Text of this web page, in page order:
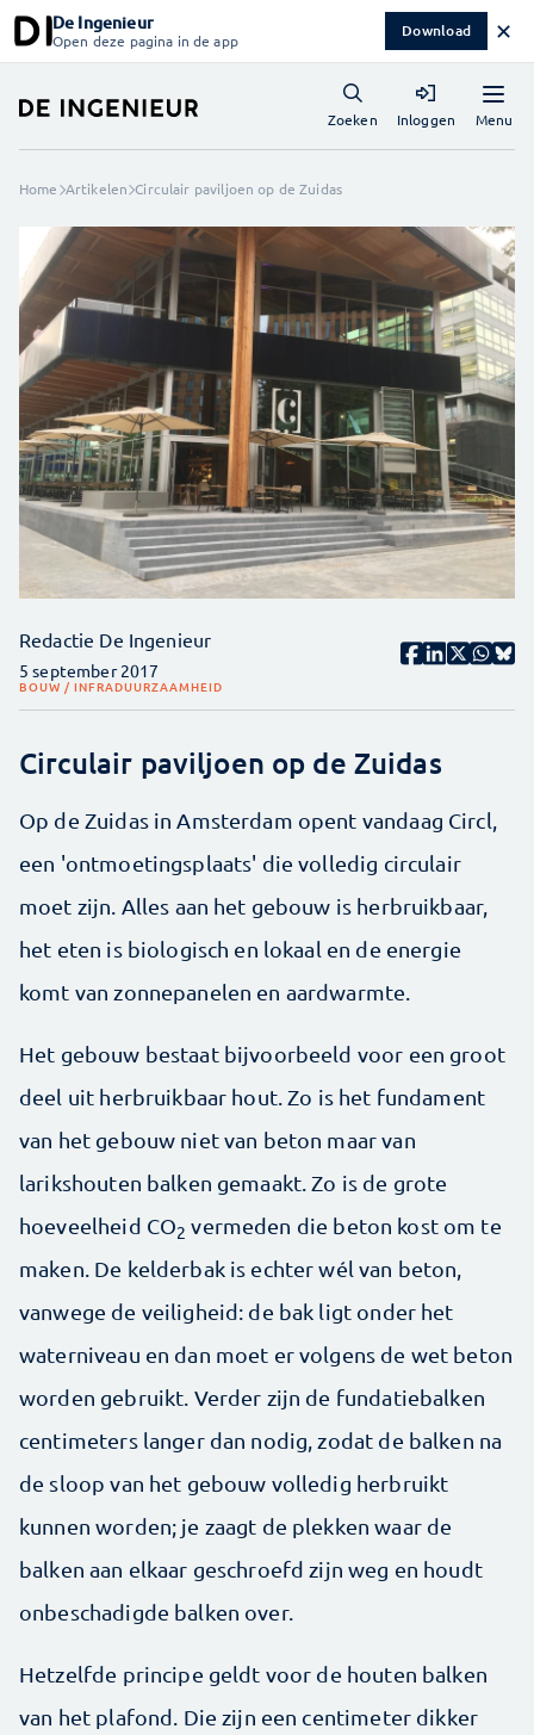
De Ingenieur
Open deze pagina in de app Download ✕
Menu
Zoeken Inloggen
Home Artikelen Circulair paviljoen op de Zuidas
Redactie De Ingenieur
5 september 2017
BOUW / INFRADUURZAAMHEID
Circulair paviljoen op de Zuidas
Op de Zuidas in Amsterdam opent vandaag Circl,
een 'ontmoetingsplaats' die volledig circulair
moet zijn. Alles aan het gebouw is herbruikbaar,
het eten is biologisch en lokaal en de energie
komt van zonnepanelen en aardwarmte.
Het gebouw bestaat bijvoorbeeld voor een groot
deel uit herbruikbaar hout. Zo is het fundament
van het gebouw niet van beton maar van
larikshouten balken gemaakt. Zo is de grote
hoeveelheid CO2 vermeden die beton kost om te
maken. De kelderbak is echter wél van beton,
vanwege de veiligheid: de bak ligt onder het
waterniveau en dan moet er volgens de wet beton
worden gebruikt. Verder zijn de fundatiebalken
centimeters langer dan nodig, zodat de balken na
de sloop van het gebouw volledig herbruikt
kunnen worden; je zaagt de plekken waar de
balken aan elkaar geschroefd zijn weg en houdt
onbeschadigde balken over.
Hetzelfde principe geldt voor de houten balken
van het plafond. Die zijn een centimeter dikker